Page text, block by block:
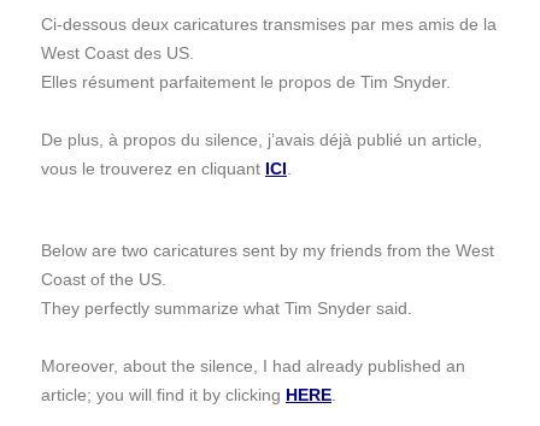
Ci-dessous deux caricatures transmises par mes amis de la
West Coast des US.
Elles résument parfaitement le propos de Tim Snyder.
De plus, à propos du silence, j’avais déjà publié un article,
vous le trouverez en cliquant ICI
Below are two caricatures sent by my friends from the West
Coast of the US.
They perfectly summarize what Tim Snyder said.
Moreover, about the silence, I had already published an
article; you will find it by clicking HERE